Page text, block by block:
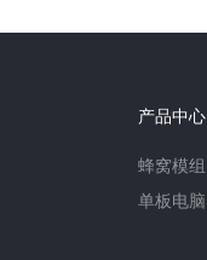
产品中心
蜂窝模组
单板电脑